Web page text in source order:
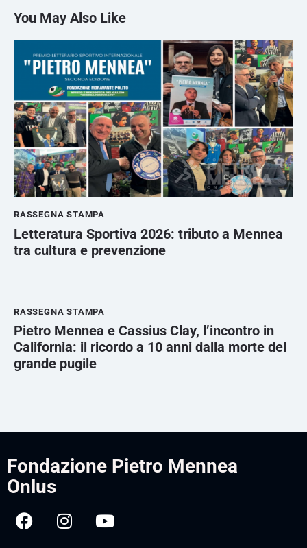
You May Also Like
RASSEGNA STAMPA
Letteratura Sportiva 2026: tributo a Mennea
tra cultura e prevenzione
RASSEGNA STAMPA
Pietro Mennea e Cassius Clay, l’incontro in
California: il ricordo a 10 anni dalla morte del
grande pugile
Fondazione Pietro Mennea
Onlus